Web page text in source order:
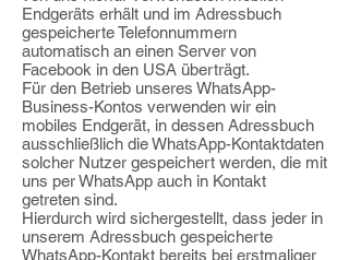
Endgeräts erhält und im Adressbuch
gespeicherteTelefonnummern
automatisch an einen Server von
Facebook in den USA überträgt.
Für den Betrieb unseres WhatsApp-
Business-Kontos verwenden wir ein
mobiles Endgerät, in dessen Adressbuch
ausschließlich die WhatsApp-Kontaktdaten
solcher Nutzer gespeichert werden, die mit
uns per WhatsApp auch in Kontakt
getreten sind.
Hierdurch wird sichergestellt, dass jeder in
unserem Adressbuch gespeicherte
WhatsApp-Kontakt bereits bei erstmaliger